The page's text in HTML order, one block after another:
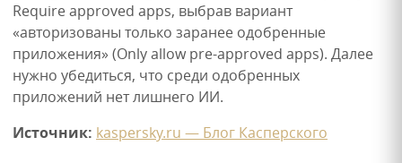
Require approved apps, выбрав вариант
«авторизованы только заранее одобренные
приложения» (Only allow pre-approved apps). Далее
нужно убедиться, что среди одобренных
приложений нет лишнего ИИ.
Источник: kaspersky.ru — Блог Касперского